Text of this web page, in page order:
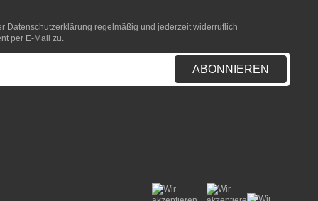
Datenschutzerklärung regelmäßig und jederzeit widerruflich
per E-Mail zu.
ABONNIEREN